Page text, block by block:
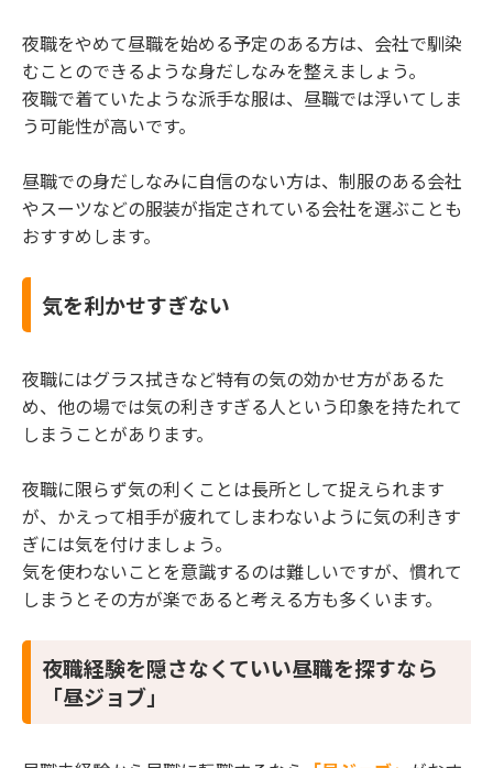
夜職をやめて昼職を始める予定のある方は、会社で馴染
むことのできるような身だしなみを整えましょう。
夜職で着ていたような派手な服は、昼職では浮いてしま
う可能性が高いです。
昼職での身だしなみに自信のない方は、制服のある会社
やスーツなどの服装が指定されている会社を選ぶことも
おすすめします。
気を利かせすぎない
夜職にはグラス拭きなど特有の気の効かせ方があるた
め、他の場では気の利きすぎる人という印象を持たれて
しまうことがあります。
夜職に限らず気の利くことは長所として捉えられます
が、かえって相手が疲れてしまわないように気の利きす
ぎには気を付けましょう。
気を使わないことを意識するのは難しいですが、慣れて
しまうとその方が楽であると考える方も多くいます。
夜職経験を隠さなくていい昼職を探すなら
「昼ジョブ」